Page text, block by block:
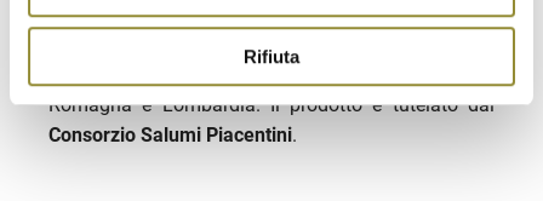
Rifiuta
diPiacenza. Le carni utilizzate provengono dagli
Romagna e Lombardia. Il prodotto è tutelato dal
Consorzio Salumi Piacentini.